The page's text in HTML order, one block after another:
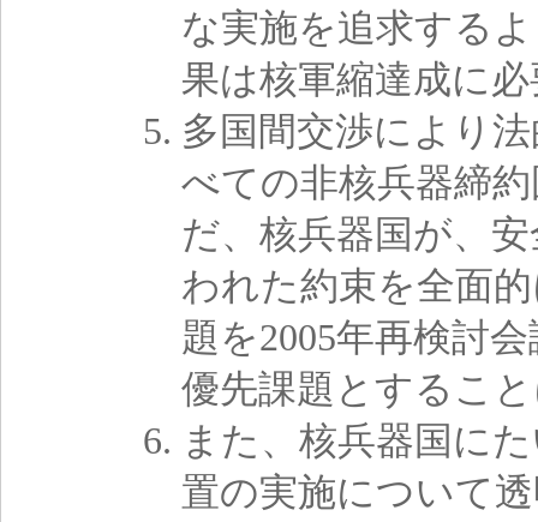
な実施を追求する
果は核軍縮達成に
多国間交渉により
べての非核兵器締
だ、核兵器国が、
われた約束を全面
題を2005年再検討
優先課題とするこ
また、核兵器国に
置の実施について